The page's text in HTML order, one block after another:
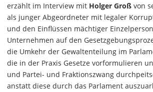
erzählt im Interview mit Holger Groß von
als junger Abgeordneter mit legaler
und den Einflüssen mächtiger
Unternehmen auf den
die Umkehr der Gewaltenteilung im
die in der Praxis Gesetze vorformulieren
und Partei- und Fraktionszwang
anstatt diese durch das Parlament